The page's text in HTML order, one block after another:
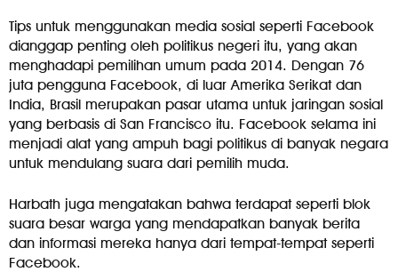
Tips untuk menggunakan media sosial seperti Facebook
dianggap penting oleh politikus negeri itu, yang akan
menghadapi pemilihan umum pada 2014. Dengan 76
juta pengguna Facebook, di luar Amerika Serikat dan
India, Brasil merupakan pasar utama untuk jaringan sosial
yang berbasis di San Francisco itu. Facebook selama ini
menjadi alat yang ampuh bagi politikus di banyak negara
untuk mendulang suara dari pemilih muda.
Harbath juga mengatakan bahwa terdapat seperti blok
suara besar warga yang mendapatkan banyak berita
dan informasi mereka hanya dari tempat-tempat seperti
Facebook.